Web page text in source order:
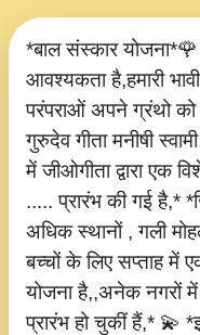
*बाल संस्कार
आवश्यकता है,हमारी
परंपराओं अपने ग्रंथो
गुरुदेव गीता मनीषी
में जीओगीता द्वारा एक
..... प्रारंभ की गई है,*
अधिक स्थानों , गली
बच्चों के लिए सप्ताह में
योजना है,,अनेक नगरों में
प्रारंभ हो चुकीं हैं,* 💫